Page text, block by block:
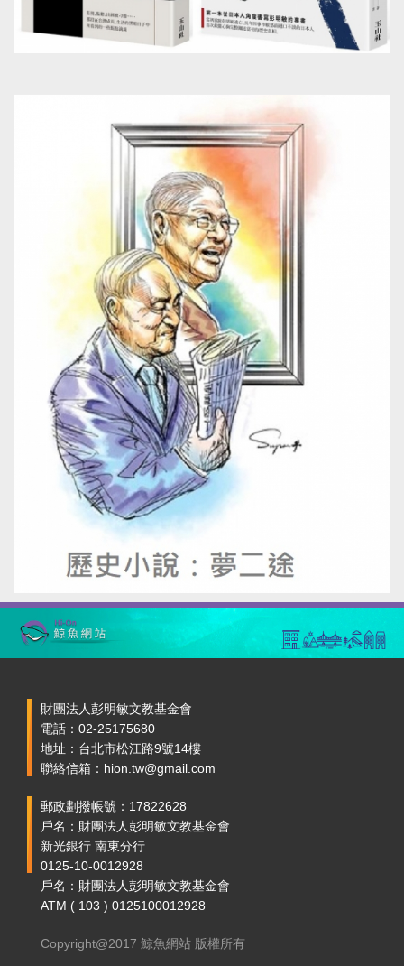
財團法人彭明敏文教基金會
電話：02-25175680
地址：台北市松江路9號14樓
聯絡信箱：hion.tw@gmail.com
郵政劃撥帳號：17822628
戶名：財團法人彭明敏文教基金會
新光銀行 南東分行
0125-10-0012928
戶名：財團法人彭明敏文教基金會
ATM ( 103 ) 0125100012928
Copyright@2017 鯨魚網站 版權所有